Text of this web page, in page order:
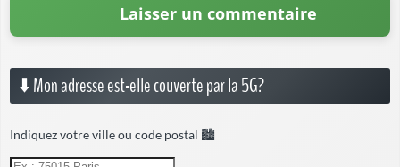
⬇️ Mon adresse est-elle couverte par la 5G?
Indiquez votre ville ou code postal 🏙️